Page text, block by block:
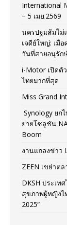
International
– 5 เมย.2569
นครปฐมส้มไม่
เจดีย์ใหญ่: เมื่
วันที่สายอนุรัก
i-Motor เปิดตั
ไทยมากที่สุด
Miss Grand
Synology ยก
ยายโซลูชัน
Boom
งานแถลงข่าว
ZEEN เขย่าต
DKSH ประเท
สุขภาพผู้หญิงไ
2025”